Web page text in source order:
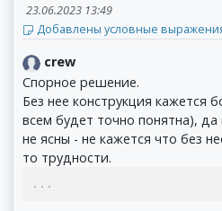
23.06.2023 13:49
Добавлены условные
crew
Спорное решение.
Без нее конструкция кажется
всем будет точно понятна),
не ясны - не кажется что без
то трудности.
...